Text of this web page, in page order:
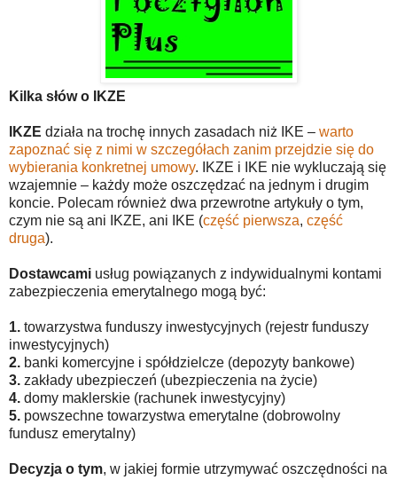
Kilka słów o IKZE
KZE działa na trochę innych zasadach niż IKE – warto
zapoznać się z nimi w szczegółach zanim przejdzie się do
wybierania konkretnej umowy. IKZE i IKE nie wykluczają się
wzajemnie – każdy może oszczędzać na jednym i drugim
koncie. Polecam również dwa przewrotne artykuły o tym,
czym nie są ani IKZE, ani IKE (część pierwsza, część
druga).
Dostawcami usług powiązanych z indywidualnymi kontami
zabezpieczenia emerytalnego mogą być:
1. towarzystwa funduszy inwestycyjnych (rejestr funduszy
inwestycyjnych)
2. banki komercyjne i spółdzielcze (depozyty bankowe)
3. zakłady ubezpieczeń (ubezpieczenia na życie)
4. domy maklerskie (rachunek inwestycyjny)
5. powszechne towarzystwa emerytalne (dobrowolny
fundusz emerytalny)
Decyzja o tym, w jakiej formie utrzymywać oszczędności na